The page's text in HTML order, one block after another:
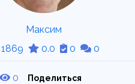
Максим
1869
0.0 0 0
0 Поделиться